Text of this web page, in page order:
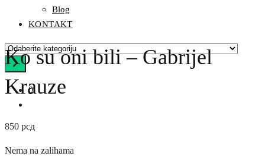
Blog
KONTAKT
Odaberite
kategoriju
0
Ko su oni bili – Gabrijel
Krauze
850 рсд
Nema na zalihama